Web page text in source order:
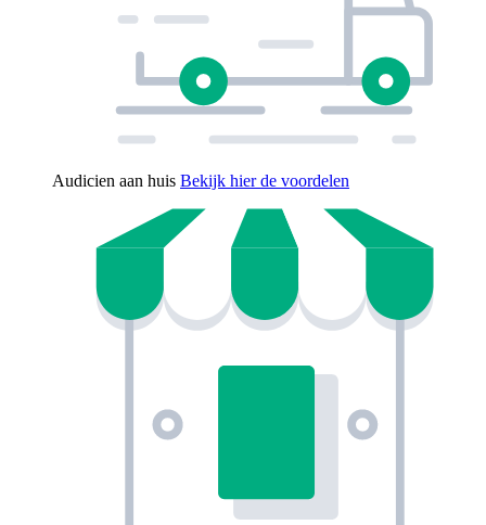
Audicien aan huis Bekijk hier de voordelen